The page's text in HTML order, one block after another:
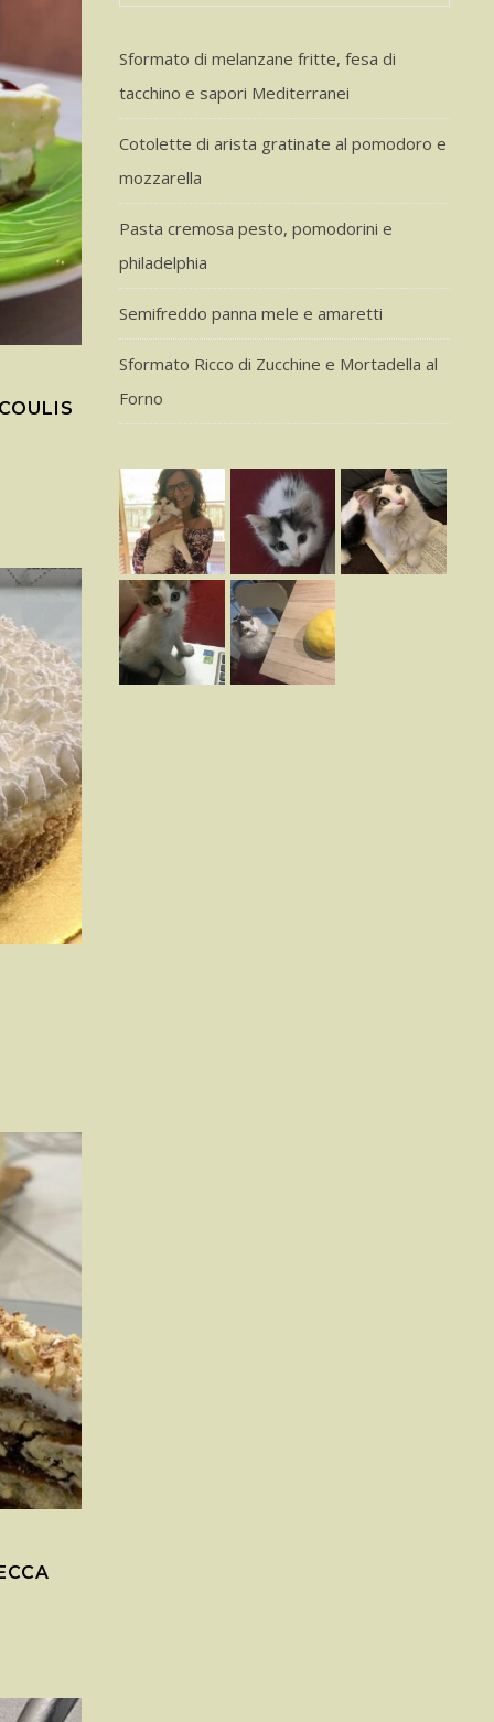
Sformato di melanzane fritte, fesa di
tacchino e sapori Mediterranei
Cotolette di arista gratinate al pomodoro e
mozzarella
Pasta cremosa pesto, pomodorini e
philadelphia
Semifreddo panna mele e amaretti
Sformato Ricco di Zucchine e Mortadella al
Forno